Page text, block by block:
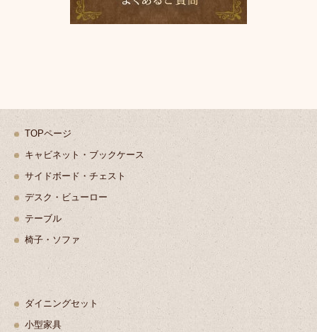
TOPページ
キャビネット・ブックケース
サイドボード・チェスト
デスク・ビューロー
テーブル
椅子・ソファ
ダイニングセット
小型家具